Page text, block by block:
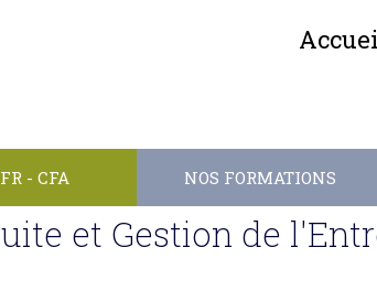
- CFA NOS FORMATIONS
et Gestion de